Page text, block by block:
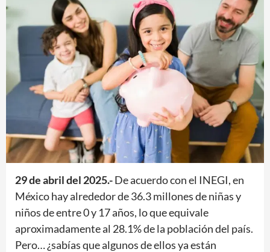
29 de abril del 2025.-De acuerdo con el INEGI, en
México hay alrededor de 36.3 millones de niñas y
niños de entre 0 y 17 años, lo que equivale
aproximadamente al 28.1% de la población del país.
Pero… ¿sabías que algunos de ellos ya están